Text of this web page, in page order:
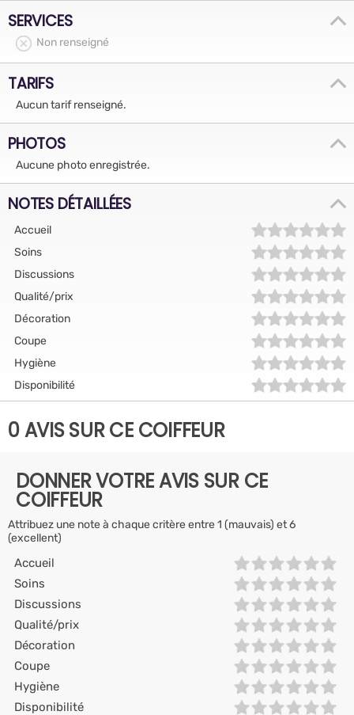
SERVICES
Non renseigné
TARIFS
Aucun tarif renseigné.
PHOTOS
Aucune photo enregistrée.
NOTES DÉTAILLÉES
Accueil
Soins
Discussions
Qualité/prix
Décoration
Coupe
Hygiène
Disponibilité
0 AVIS SUR CE COIFFEUR
DONNER VOTRE AVIS SUR CE
COIFFEUR
Attribuez une note à chaque critère entre 1 (mauvais) et 6
(excellent)
Accueil
Soins
Discussions
Qualité/prix
Décoration
Coupe
Hygiène
Disponibilité